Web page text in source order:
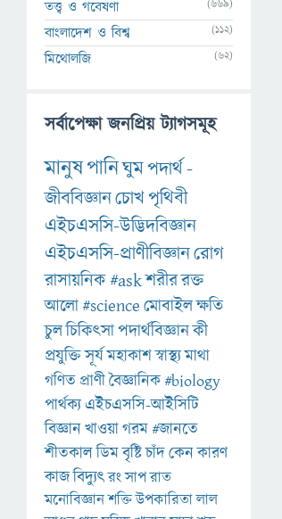
তত্ত্ব ও গবেষণা (669)
বাংলাদেশ ও বিশ্ব (112)
মিথোলজি (62)
সর্বাপেক্ষা জনপ্রিয় ট্যাগসমূহ
মানুষপানিঘুমপদার্থ-
জীববিজ্ঞানচোখপৃথিবী
এইচএসসি-উদ্ভিদবিজ্ঞান
এইচএসসি-প্রাণীবিজ্ঞানরোগ
রাসায়নিক#askশরীররক্ত
আলো#scienceমোবাইলক্ষতি
চুলচিকিৎসাপদার্থবিজ্ঞানকী
প্রযুক্তিসূর্যমহাকাশস্বাস্থ্যমাথা
গণিত প্রাণীবৈজ্ঞানিক#biology
পার্থক্য এইচএসসি-আইসিটি
বিজ্ঞানখাওয়াগরম#জানতে
শীতকালডিমবৃষ্টিচাঁদকেনকারণ
কাজবিদ্যুৎরংসাপরাত
মনোবিজ্ঞানশক্তিউপকারিতালাল